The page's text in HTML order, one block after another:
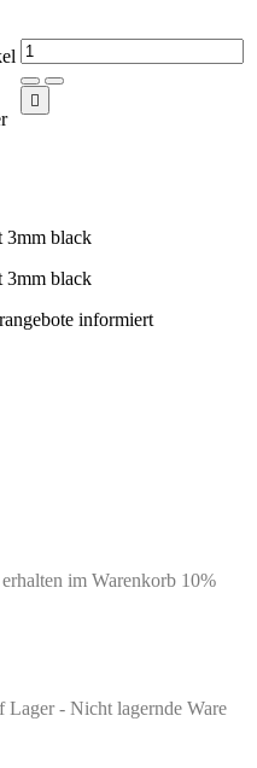

informiert
im Warenkorb 10%
- Nicht lagernde Ware